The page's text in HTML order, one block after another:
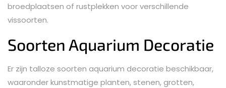
broedplaatsen of rustplekken voor verschillende
vissoorten.
Soorten Aquarium Decoratie
Er zijn talloze soorten aquarium decoratie beschikbaar,
waaronder kunstmatige planten, stenen, grotten,